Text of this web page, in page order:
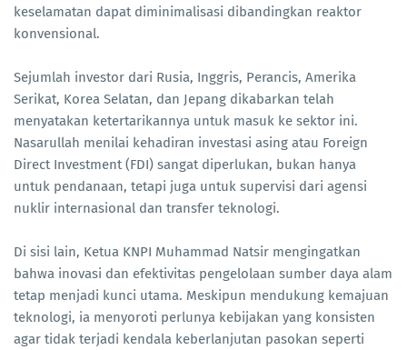
keselamatan dapat diminimalisasi dibandingkan reaktor
konvensional.
Sejumlah investor dari Rusia, Inggris, Perancis, Amerika
Serikat, Korea Selatan, dan Jepang dikabarkan telah
menyatakan ketertarikannya untuk masuk ke sektor ini.
Nasarullah menilai kehadiran investasi asing atau Foreign
Direct Investment (FDI) sangat diperlukan, bukan hanya
untuk pendanaan, tetapi juga untuk supervisi dari agensi
nuklir internasional dan transfer teknologi.
Di sisi lain, Ketua KNPI Muhammad Natsir mengingatkan
bahwa inovasi dan efektivitas pengelolaan sumber daya alam
tetap menjadi kunci utama. Meskipun mendukung kemajuan
teknologi, ia menyoroti perlunya kebijakan yang konsisten
agar tidak terjadi kendala keberlanjutan pasokan seperti